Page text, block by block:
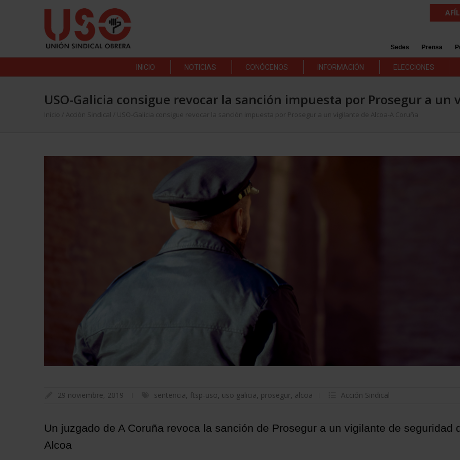
Sedes Prensa
INICIO NOTICIAS CONÓCENOS INFORMACIÓN ELECCIONES
USO-Galicia consigue revocar la sanción impuesta por Prosegur a un
Inicio Acción Sindical USO-Galicia consigue revocar la sanción impuesta por Prosegur a un vigilante de Alcoa-A Coruña
29 noviembre, 2019 sentencia, ftsp-uso, uso galicia, prosegur, alcoa Acción Sindical
Un juzgado de A Coruña revoca la sanción de Prosegur a un vigilante de seguridad
Alcoa